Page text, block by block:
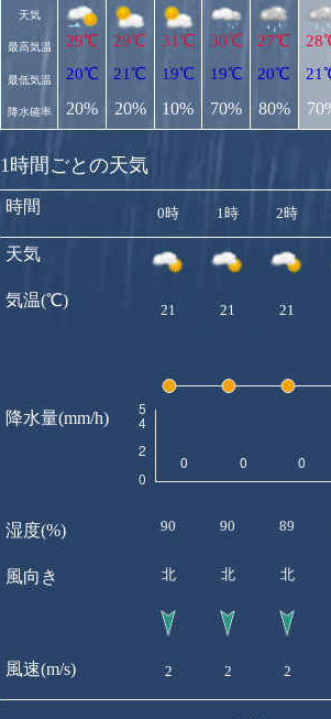
天気
最高気温
最低気温
降水確率
29℃
20℃
20%
29℃
21℃
20%
31℃
19℃
10%
30℃
19℃
70%
27℃
20℃
80%
1時間ごとの天気
時間
天気
気温(℃)
降水量(mm/h)
湿度(%)
風向き
風速(m/s)
0時 1時 2時
21 21 21
90 90 89
北 北 北
2 2 2